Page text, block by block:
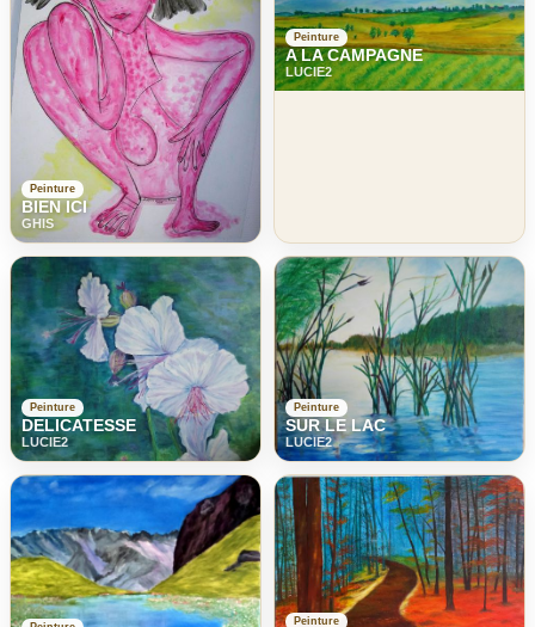
Peinture
BIEN ICI
GHIS
Peinture
A LA CAMPAGNE
LUCIE2
Peinture
DELICATESSE
LUCIE2
Peinture
SUR LE LAC
LUCIE2
Peinture